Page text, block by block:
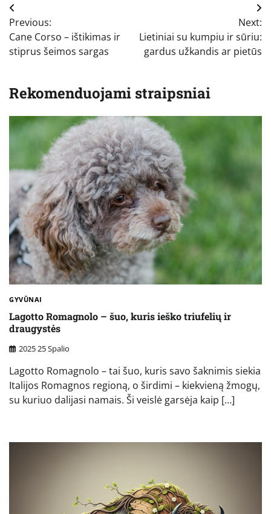
Navigacija
tarp
įrašų
Previous:
Cane Corso – ištikimas ir
stiprus šeimos sargas
Next:
Lietiniai su kumpiu ir sūriu:
gardus užkandis ar pietūs
Rekomenduojami straipsniai
GYVŪNAI
Lagotto Romagnolo – šuo, kuris ieško triufelių ir
draugystės
2025 25 Spalio
Lagotto Romagnolo – tai šuo, kuris savo šaknimis siekia
Italijos Romagnos regioną, o širdimi – kiekvieną žmogų,
su kuriuo dalijasi namais. Ši veislė garsėja kaip […]